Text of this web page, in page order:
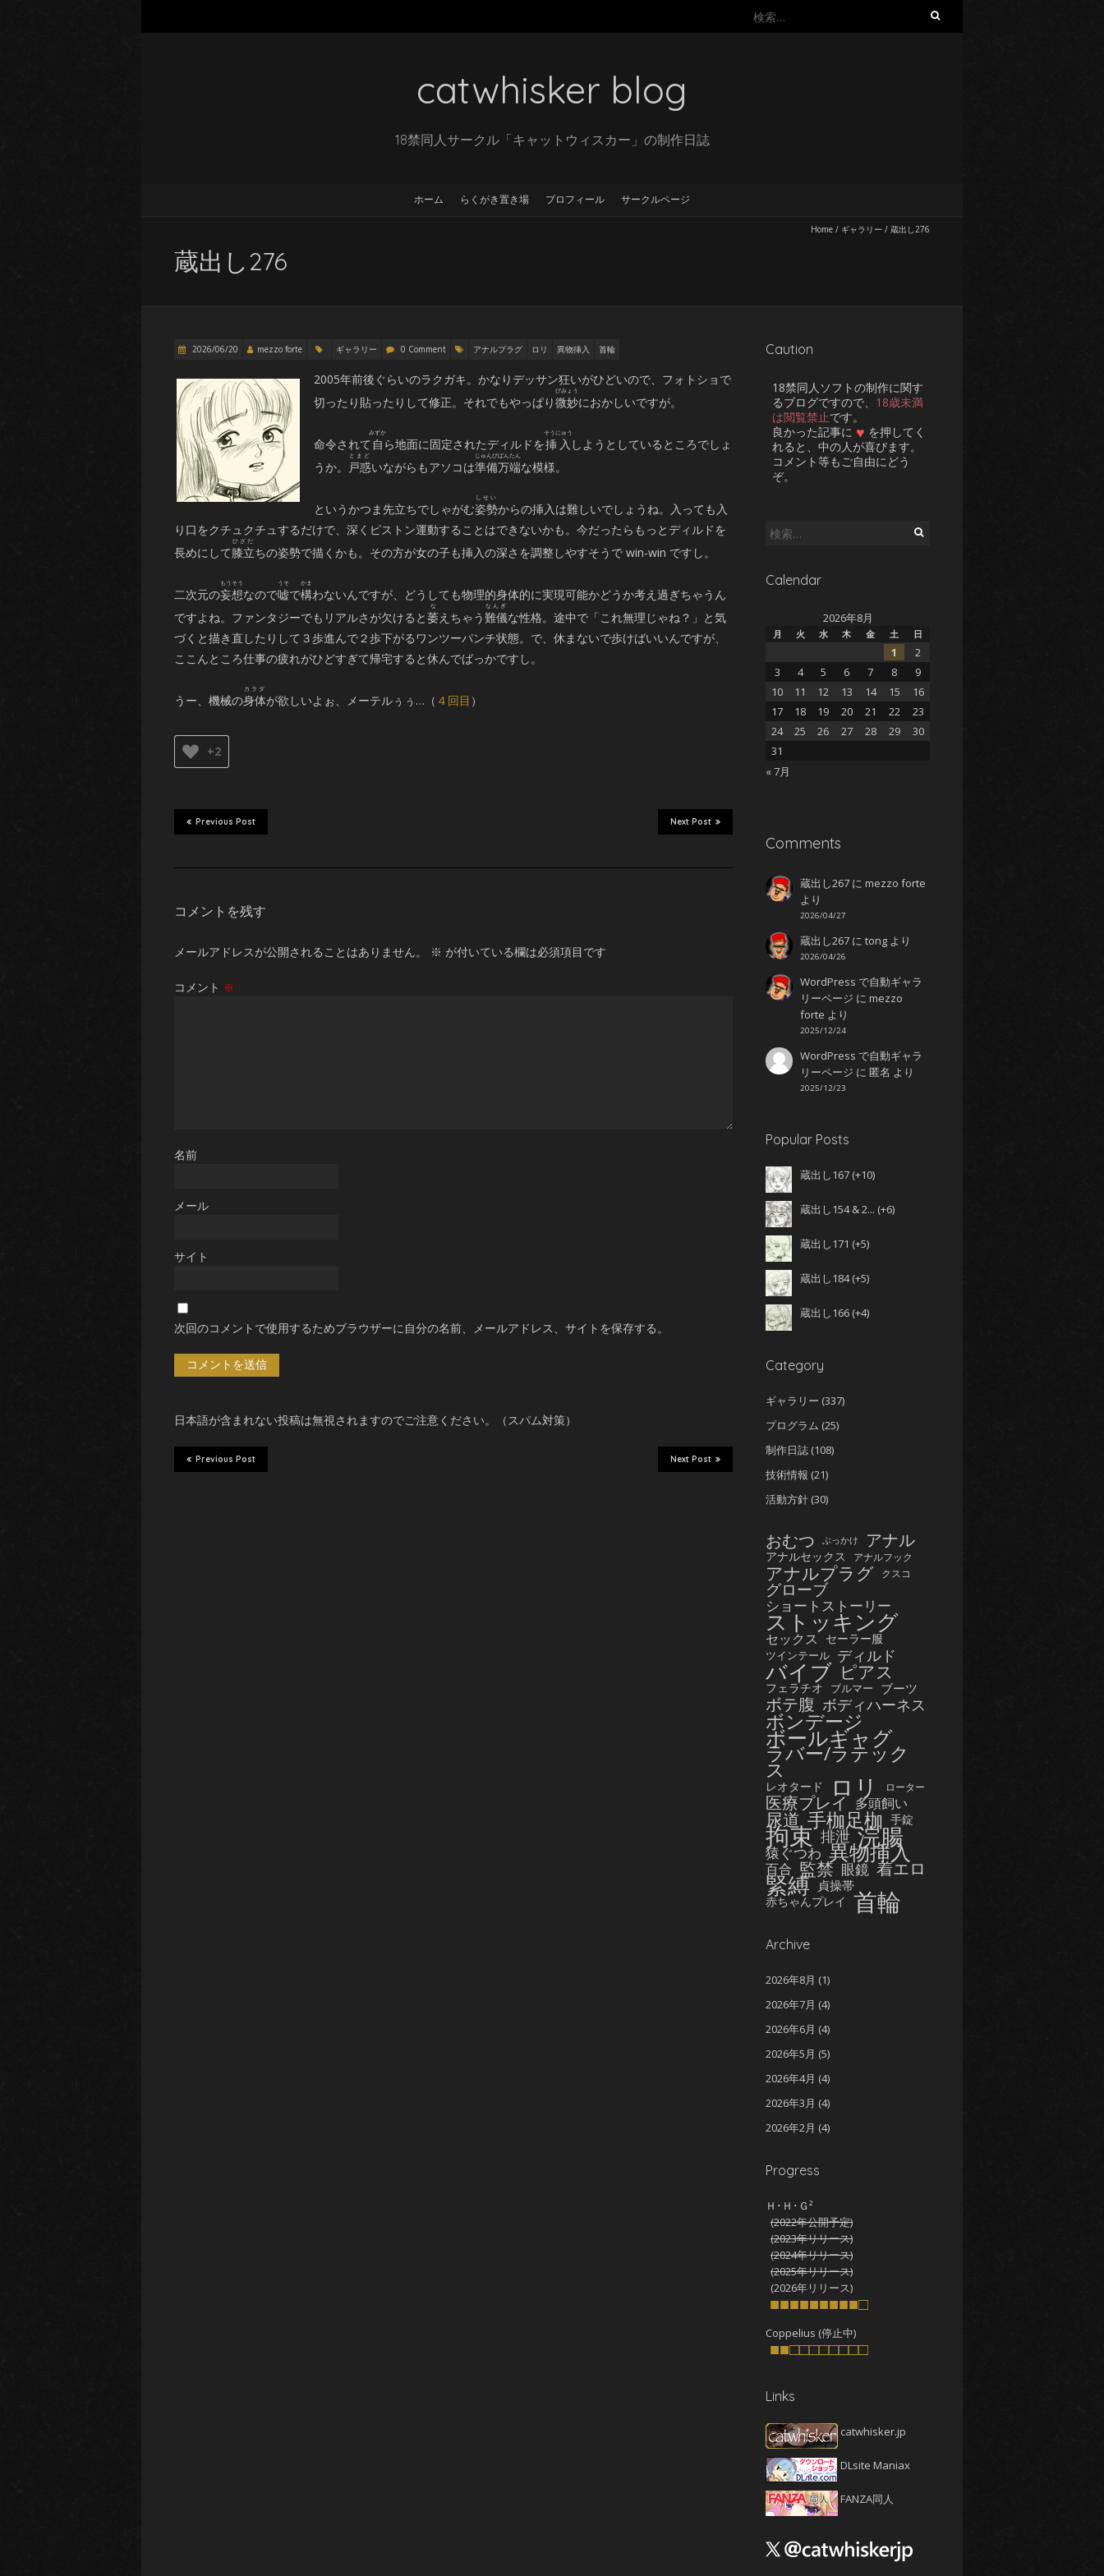
検
catwhisker blog
18禁同人サークル「キャットウィスカー」の制作日誌
ホーム らくがき置き場 プロフィール サークルページ
Home / ギャラリー / 蔵出し276
蔵出し276
2026/06/20 mezzo forte ギャラリー 0 Comment アナルプラグ ロリ 異物挿入 首輪
2005年前後ぐらいのラクガキ。かなりデッサン狂いがひどいので、フォトショで
切ったり貼ったりして修正。それでもやっぱり微妙におかしいですが。
命令されて 自
みずか
ら地面に固定されたディルドを挿入 しようとしているところでしょ
うか。 戸惑
とまど
いながらもアソコは準備万端な模様。
というかつま先立ちでしゃがむ姿勢からの挿入は難しいでしょうね。入っても入
り口をクチュクチュするだけで、深くピストン運動することはできないかも。今だったらもっとディルドを
長めにして膝立ちの姿勢で描くかも。その方が女の子も挿入の深さを調整しやすそうで win-win ですし。
二次元の妄想なので嘘で構わないんですが、どうしても物理的身体的に実現可能かどうか考え過ぎちゃうん
ですよね。ファンタジーでもリアルさが欠けると萎えちゃう難儀な性格。途中で「これ無理じゃね？」と気
づくと描き直したりして３歩進んで２歩下がるワンツーパンチ状態。で、休まないで歩けばいいんですが、
ここんところ仕事の疲れがひどすぎて帰宅すると休んでばっかですし。
うー、機械の身体が欲しいよぉ、メーテルぅぅ…（ ４回目 ）
+2
Next Post
Previous Post
コメントを残す
メールアドレスが公開されることはありません。 ※ が付いている欄は必須項目です
コメント ※
名前
メール
サイト
次回のコメントで使用するためブラウザーに自分の名前、メールアドレス、サイトを保存する。
日本語が含まれない投稿は無視されますのでご注意ください。（スパム対策）
Next Post
Previous Post
Caution
18禁同人ソフトの制作に関す
るブログですので、 18歳未満
は閲覧禁止です。
良かった記事に ♥ を押してく
れると、中の人が喜びます。
コメント等もご自由にどう
ぞ。
検
Calendar
2026年8月
月 火 水 木 金 土 日
1
2
3
4 5 6 7 8
9
10
11 12 13 14 15
16
17
18 19 20 21 22
23
24
25 26 27 28 29
30
31
« 7月
Comments
蔵出し267 にmezzo forte
より
2026/04/27
蔵出し267 にtong より
2026/04/26
WordPress で自動ギャラ
リーページ にmezzo
forte より
2025/12/24
WordPress で自動ギャラ
リーページ に匿名 より
2025/12/23
Popular Posts
蔵出し167 +10
蔵出し154 & 2... +6
蔵出し171 +5
蔵出し184 +5
蔵出し166 +4
Category
ギャラリー (337)
プログラム (25)
制作日誌 (108)
技術情報 (21)
活動方針 (30)
おむつ ぶっかけ アナル
アナルセックス アナルフック
アナルプラグ クスコ
グローブ
ショートストーリー
ストッキング
セックス セーラー服
ツインテール ディルド
バイブ ピアス
フェラチオ ブルマー ブーツ
ボテ腹 ボディハーネス
ボンデージ
ボールギャグ
ラバー/ラテック
ス
レオタード ロリ ローター
医療プレイ 多頭飼い
尿道 手枷足枷 手錠
拘束 排泄 浣腸
猿ぐつわ 異物挿入
百合 監禁 眼鏡 着エロ
緊縛 貞操帯
赤ちゃんプレイ 首輪
Archive
2026年8月 (1)
2026年7月 (4)
2026年6月 (4)
2026年5月 (5)
2026年4月 (4)
2026年3月 (4)
2026年2月 (4)
2025年12月
2025年11月
2025年10月(4)
2025年9月 (4)
2025年8月(5)
2025年7月(4)
(4)
2025年5月(5)
2025年3月
2025年2月(4)
2025年1月(5)
2024年12月(5)
2024年11月(5)
2024年9月(4)
Progress
Ｈ･Ｈ･Ｇ²
(2022年公開予定)
(2023年リリース)
(2024年リリース)
(2025年リリース)
(2026年リリース)
■■■■■■■■■□
Coppelius (停止中)
■■□□□□□□□□
Links
catwhisker.jp
DLsite Maniax
FANZA同人